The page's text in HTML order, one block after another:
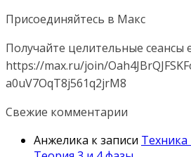
Присоединяйтесь в Макс
Получайте целительные
https://max.ru/join/
a0uV7OqT8j561q2jrM8
Свежие комментарии
Анжелика к записи